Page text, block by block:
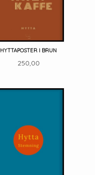
HYTTAPOSTER I BRUN
Pris
250,00